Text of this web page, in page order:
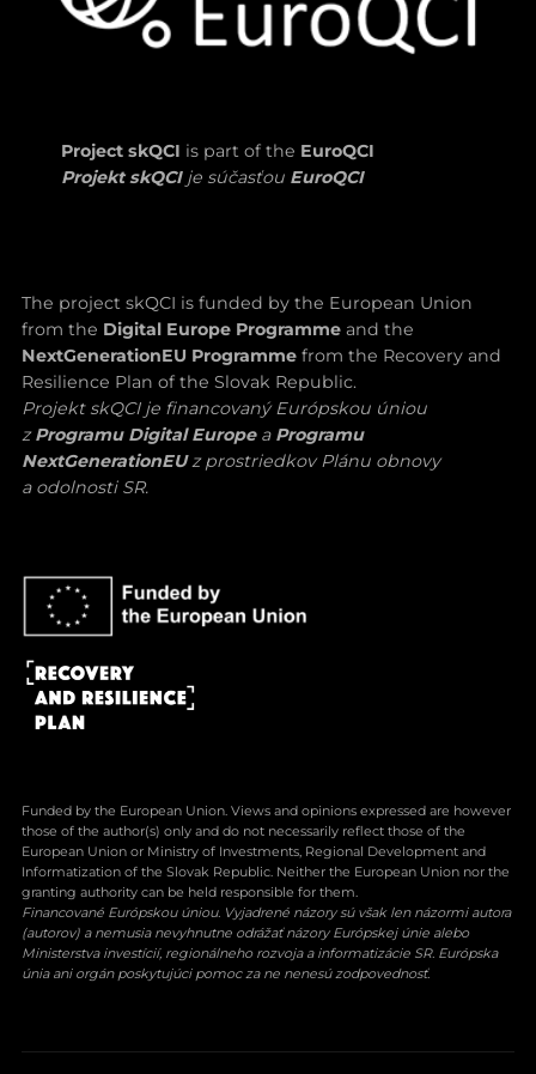
Project skQCI is part of the EuroQCI
Projekt skQCIje súčasťou EuroQCI
The project skQCI is funded by the European Union
from the Digital Europe Programmeand the
NextGenerationEU Programme from the Recovery and
Resilience Plan of the Slovak Republic.
Projekt skQCI je financovaný Európskou úniou
zProgramu Digital Europe a Programu
NextGenerationEUz prostriedkov Plánu obnovy
a odolnosti SR.
Funded by the European Union. Views and opinions expressed are however
those of the author(s) only and do not necessarily reflect those of the
European Union or Ministry of Investments, Regional Development and
Informatization of the Slovak Republic. Neither the European Union nor the
granting authority can be held responsible for them.
Financované Európskou úniou. Vyjadrené názory sú však len názormi autora
(autorov) a nemusia nevyhnutne odrážať názory Európskej únie alebo
Ministerstva investícií, regionálneho rozvoja a informatizácie SR. Európska
únia ani orgán poskytujúci pomoc za ne nenesú zodpovednosť.